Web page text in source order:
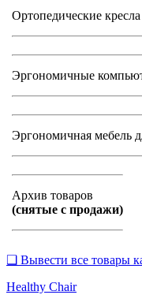
Ортопедические
Эргономичные
Эргономичная мебель
Архив товаров
(снятые с продажи)
❑ Вывести все товары
Healthy Chair